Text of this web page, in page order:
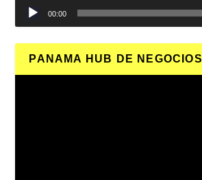
00:00
PANAMA HUB DE NEGOCIOS